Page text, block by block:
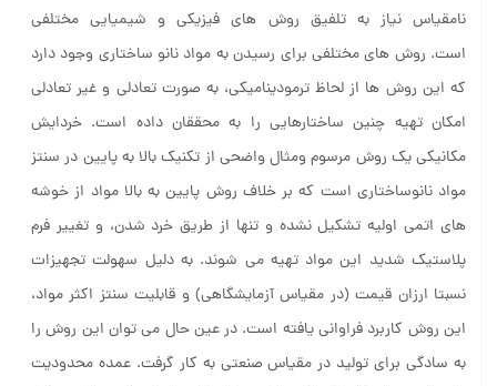
نامقیاس نیاز به تلفیق روش های فیزیکی و شیمیایی مختلفی
است. روش های مختلفی برای رسیدن به مواد نانو ساختاری وجود دارد
که این روش ها از لحاظ ترمودینامیکی، به صورت تعادلی و غیر تعادلی
امکان تهیه چنین ساختارهایی را به محققان داده است. خردایش
مکانیکی یک روش مرسوم ومثال واضحی از تکنیک بالا به پایین در سنتز
مواد نانوساختاری است که بر خلاف روش پایین به بالا مواد از خوشه
های اتمی اولیه تشکیل نشده و تنها از طریق خرد شدن، و تغییر فرم
پلاستیک شدید این مواد تهیه می شوند. به دلیل سهولت تجهیزات
نسبتا ارزان قیمت (در مقیاس آزمایشگاهی) و قابلیت سنتز اکثر مواد،
این روش کاربرد فراوانی یافته است. در عین حال می توان این روش را
به سادگی برای تولید در مقیاس صنعتی به کار گرفت. عمده محدودیت